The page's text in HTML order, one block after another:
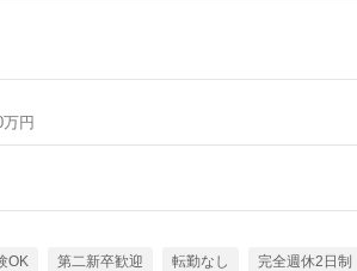
円
OK 第二新卒歓迎 転勤なし 完全週休2日制